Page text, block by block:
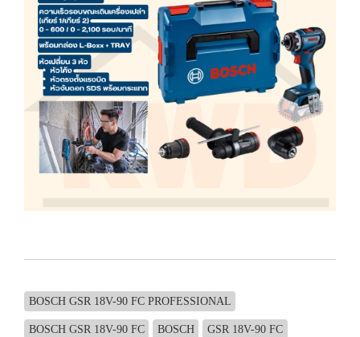
BOSCH GSR 18V-90 FC PROFESSIONAL
BOSCH GSR 18V-90 FC BOSCH GSR 18V-90 FC